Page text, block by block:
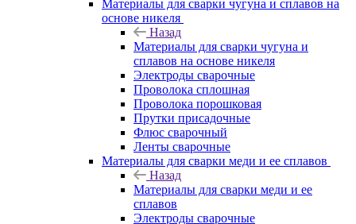
Материалы для сварки чугуна и сплавов на
основе никеля
Назад
Материалы для сварки чугуна и
сплавов на основе никеля
Электроды сварочные
Проволока сплошная
Проволока порошковая
Прутки присадочные
Флюс сварочный
Ленты сварочные
Материалы для сварки меди и ее сплавов
Назад
Материалы для сварки меди и ее
сплавов
Электроды сварочные